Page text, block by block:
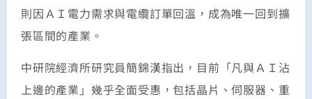
則因ＡＩ電力需求與電纜訂單回溫，成為唯一回到擴
張區間的產業。
中研院經濟所研究員簡錦漢指出，目前「凡與ＡＩ沾
上邊的產業」幾乎全面受惠，包括晶片、伺服器、重